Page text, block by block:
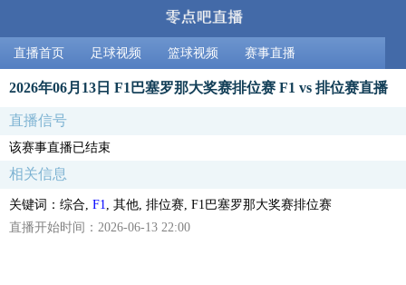
直播首页 足球视频 篮球视频 赛事直播
2026年06月13日 F1巴塞罗那大奖赛排位赛 F1 vs 排位赛直播
直播信号
该赛事直播已结束
相关信息
关键词：综合, F1
, 其他, 排位赛, F1巴塞罗那大奖赛排位赛
直播开始时间：2026-06-13 22:00